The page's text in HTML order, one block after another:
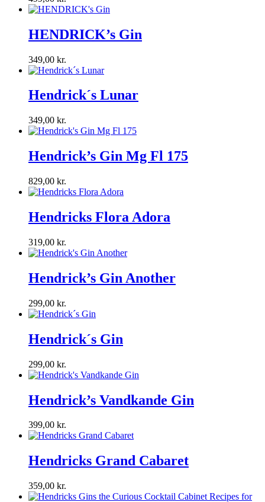
HENDRICK’s Gin
349,00 kr.
Hendrick´s Lunar
349,00 kr.
Hendrick’s Gin Mg Fl 175
829,00 kr.
Hendricks Flora Adora
319,00 kr.
Hendrick’s Gin Another
299,00 kr.
Hendrick´s Gin
299,00 kr.
Hendrick’s Vandkande Gin
399,00 kr.
Hendricks Grand Cabaret
359,00 kr.